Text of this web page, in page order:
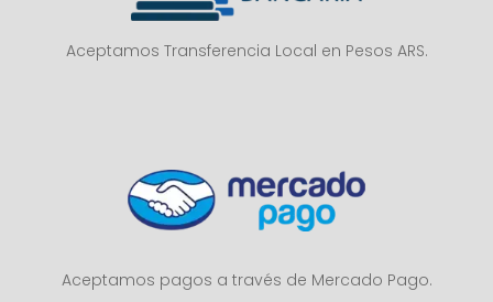
Aceptamos Transferencia Local en Pesos ARS.
Aceptamos pagos a través de Mercado Pago.